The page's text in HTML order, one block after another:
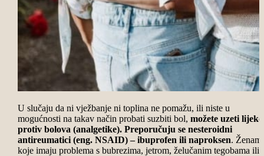
U slučaju da ni vježbanje ni toplina ne pomažu, ili niste u
mogućnosti na takav način probati suzbiti bol, možete uzeti
protiv bolova (analgetike). Preporučuju se nesteroidni
antireumatici (eng. NSAID) – ibuprofen ili naproksen.
koje imaju problema s bubrezima, jetrom, želučanim tegobama ili